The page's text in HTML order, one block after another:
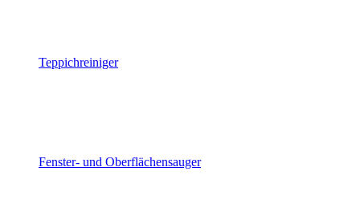
Teppichreiniger
Fenster- und Oberflächensauger